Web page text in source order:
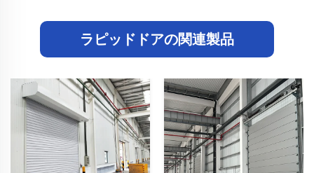
ラピッドドアの関連製品